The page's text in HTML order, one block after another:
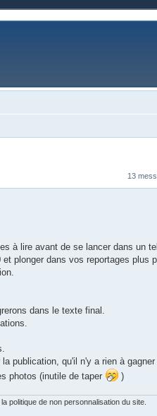
13
à lire avant de se lancer dans un
plonger dans vos reportages plus
dans le texte final.
publication, qu'il n'y a rien à
photos (inutile de taper
)
politique de non personnalisation du site.